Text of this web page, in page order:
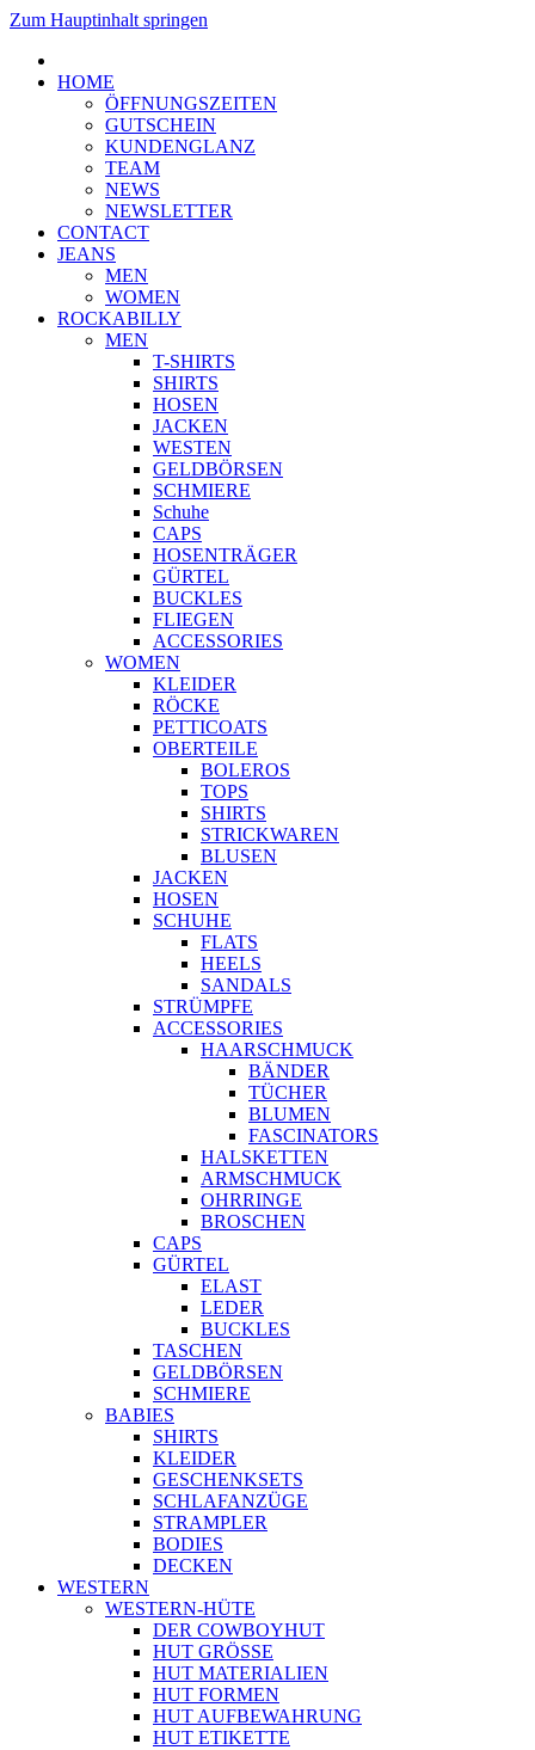
Zum Hauptinhalt springen
HOME
ÖFFNUNGSZEITEN
GUTSCHEIN
KUNDENGLANZ
TEAM
NEWS
NEWSLETTER
CONTACT
JEANS
MEN
WOMEN
ROCKABILLY
MEN
T-SHIRTS
SHIRTS
HOSEN
JACKEN
WESTEN
GELDBÖRSEN
SCHMIERE
Schuhe
CAPS
HOSENTRÄGER
GÜRTEL
BUCKLES
FLIEGEN
ACCESSORIES
WOMEN
KLEIDER
RÖCKE
PETTICOATS
OBERTEILE
BOLEROS
TOPS
SHIRTS
STRICKWAREN
BLUSEN
JACKEN
HOSEN
SCHUHE
FLATS
HEELS
SANDALS
STRÜMPFE
ACCESSORIES
HAARSCHMUCK
BÄNDER
TÜCHER
BLUMEN
FASCINATORS
HALSKETTEN
ARMSCHMUCK
OHRRINGE
BROSCHEN
CAPS
GÜRTEL
ELAST
LEDER
BUCKLES
TASCHEN
GELDBÖRSEN
SCHMIERE
BABIES
SHIRTS
KLEIDER
GESCHENKSETS
SCHLAFANZÜGE
STRAMPLER
BODIES
DECKEN
WESTERN
WESTERN-HÜTE
DER COWBOYHUT
HUT GRÖSSE
HUT MATERIALIEN
HUT FORMEN
HUT AUFBEWAHRUNG
HUT ETIKETTE